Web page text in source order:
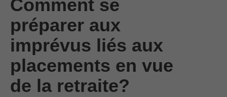
Comment se
préparer aux
imprévus liés aux
placements en vue
de la retraite?